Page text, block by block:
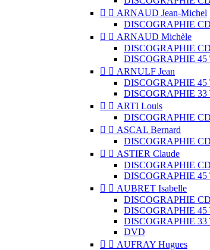
  ARNAUD Jean-Michel
DISCOGRAPHIE CD
  ARNAUD Michèle
DISCOGRAPHIE CD
DISCOGRAPHIE 45
  ARNULF Jean
DISCOGRAPHIE 45
DISCOGRAPHIE 33
  ARTI Louis
DISCOGRAPHIE CD
  ASCAL Bernard
DISCOGRAPHIE CD
  ASTIER Claude
DISCOGRAPHIE CD
DISCOGRAPHIE 45
  AUBRET Isabelle
DISCOGRAPHIE CD
DISCOGRAPHIE 45
DISCOGRAPHIE 33
DVD
  AUFRAY Hugues